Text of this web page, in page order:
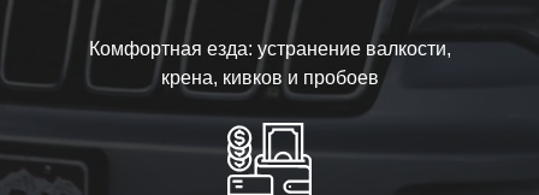
Комфортная езда: устранение валкости,
крена, кивков и пробоев